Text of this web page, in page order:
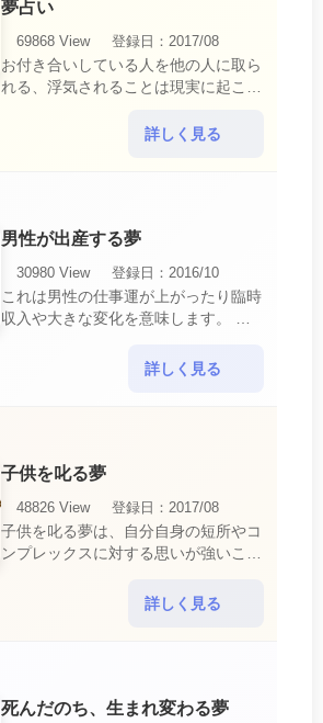
夢占い
69868 View
登録日：2017/08
お付き合いしている人を他の人に取ら
れる、浮気されることは現実に起こる
いにおいて、『寝取られている』夢
詳しく見る
男性が出産する夢
30980 View
登録日：2016/10
これは男性の仕事運が上がったり臨時
収入や大きな変化を意味します。 喜
ればあり得ない事が起きるのでビック
詳しく見る
子供を叱る夢
48826 View
登録日：2017/08
子供を叱る夢は、自分自身の短所やコ
ンプレックスに対する思いが強いこと
短所やコンプレックスを的確に認識し
詳しく見る
死んだのち、生まれ変わる夢